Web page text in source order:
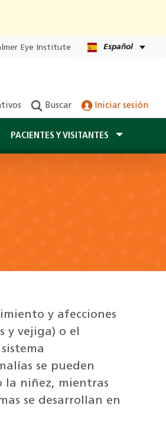
Eye Institute Español
Buscar Iniciar sesión
PACIENTES Y VISITANTES
y afecciones
y vejiga) o el
se pueden
la niñez, mientras
se desarrollan en